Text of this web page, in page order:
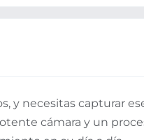
y necesitas capturar
cámara y un